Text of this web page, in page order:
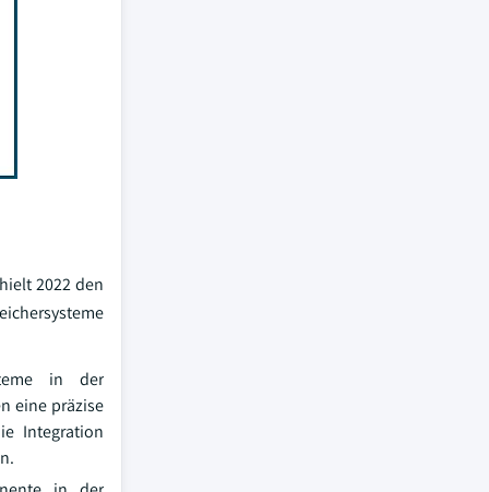
2022 den
in der
eine präzise
Integration